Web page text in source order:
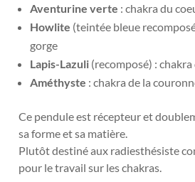
Aventurine verte : chakra du
Howlite (teintée bleue
gorge
Lapis-Lazuli (recomposé) :
Améthyste : chakra de la
Ce pendule est récepteur et
sa forme et sa matière.
Plutôt destiné aux radiesthésiste
pour le travail sur les chakras.